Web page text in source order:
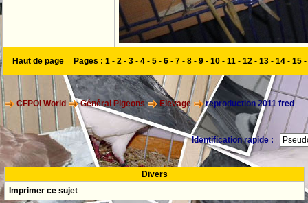
Haut de page Pages : 1 - 2 - 3 - 4 - 5 - 6 - 7 - 8 - 9 - 10 - 11 - 12 - 13 - 14 - 15 -
CFPOI World Général Pigeons Elevage reproduction 2011 fred
Identification rapide :
Divers
Imprimer ce sujet